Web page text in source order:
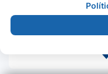
Todos os Direitos
de